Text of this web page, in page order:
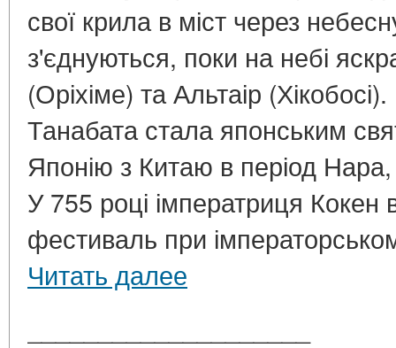
свої крила в міст через
з'єднуються, поки на небі
(Оріхіме) та Альтаір
Танабата стала японським
Японію з Китаю в період Нара,
У 755 році імператриця
фестиваль при
Читать далее